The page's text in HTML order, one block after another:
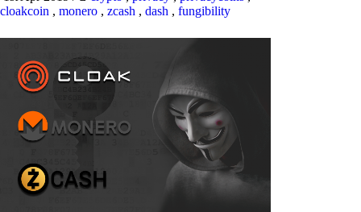
cloakcoin , monero , zcash , dash , fungibility